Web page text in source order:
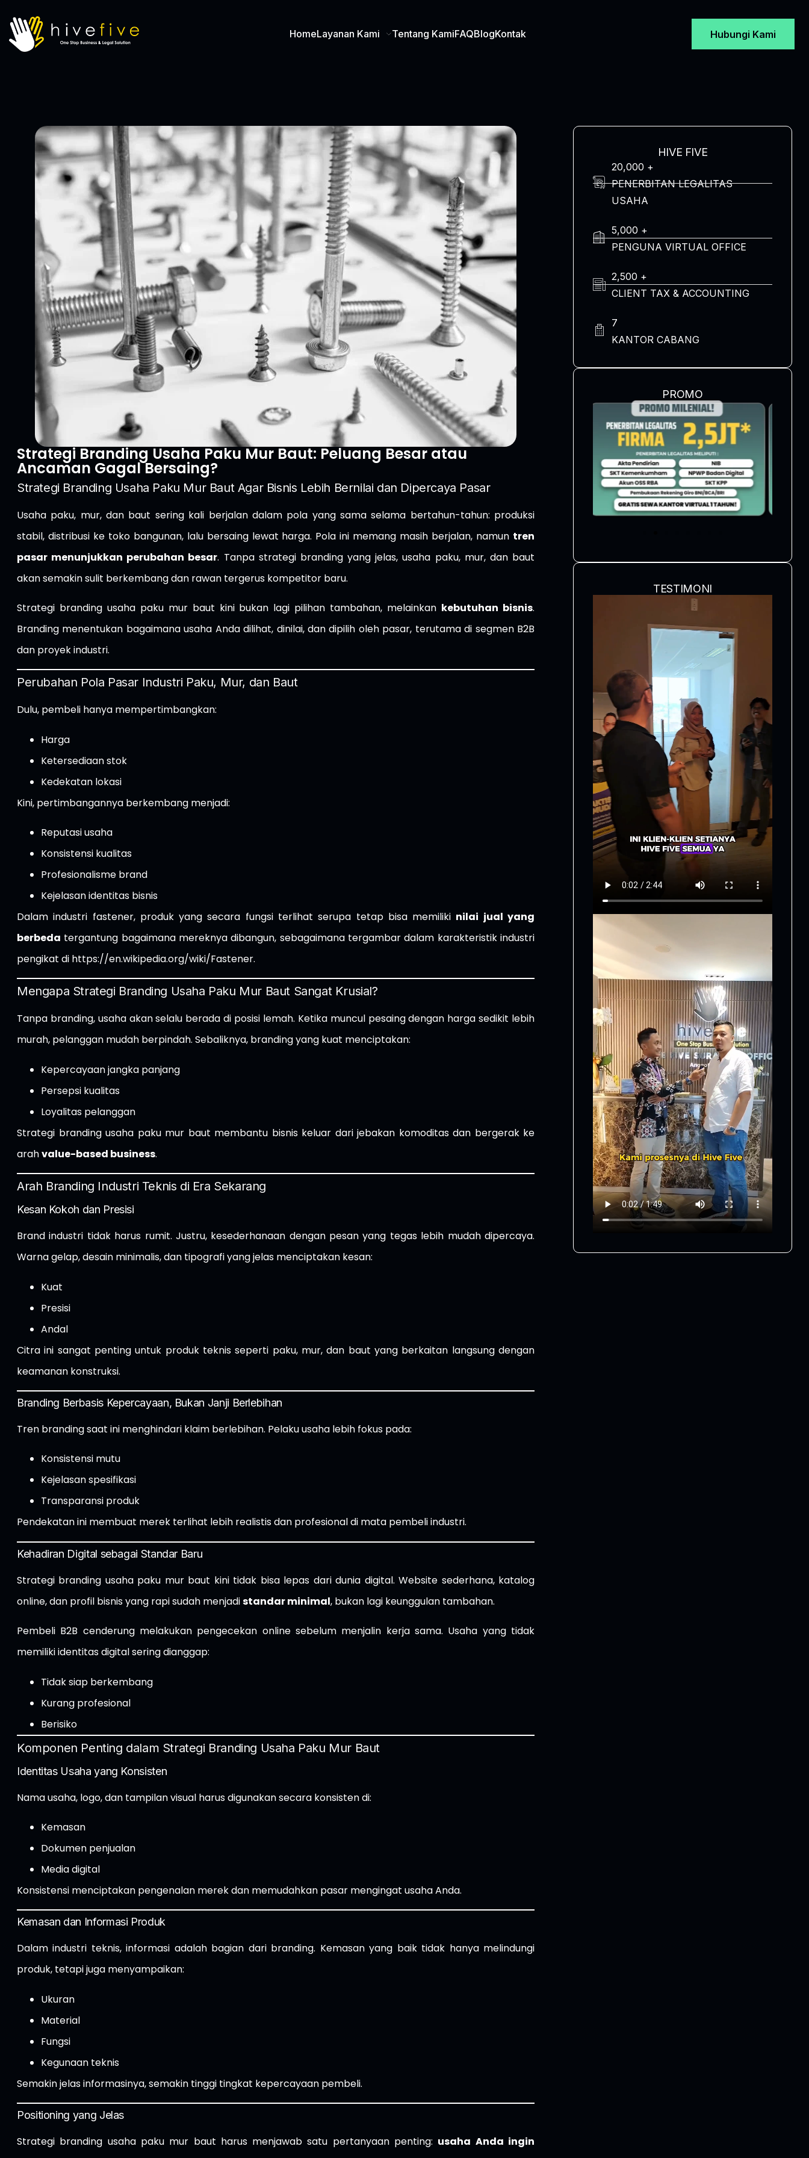
HomeLayanan Kami Tentang KamiFAQBlogKontak Hubungi Kami
Strategi Branding Usaha Paku Mur Baut: Peluang Besar atau
Ancaman Gagal Bersaing?
Strategi Branding Usaha Paku Mur Baut Agar Bisnis Lebih Bernilai dan Dipercaya Pasar
Usaha paku, mur, dan baut sering kali berjalan dalam pola yang sama selama bertahun-tahun: produksi
stabil, distribusi ke toko bangunan, lalu bersaing lewat harga. Pola ini memang masih berjalan, namun tren
pasar menunjukkan perubahan besar. Tanpa strategi branding yang jelas, usaha paku, mur, dan baut
akan semakin sulit berkembang dan rawan tergerus kompetitor baru.
Strategi branding usaha paku mur baut kini bukan lagi pilihan tambahan, melainkan kebutuhan bisnis.
Branding menentukan bagaimana usaha Anda dilihat, dinilai, dan dipilih oleh pasar, terutama di segmen B2B
dan proyek industri.
Perubahan Pola Pasar Industri Paku, Mur, dan Baut
Dulu, pembeli hanya mempertimbangkan:
Harga
Ketersediaan stok
Kedekatan lokasi
Kini, pertimbangannya berkembang menjadi:
Reputasi usaha
Konsistensi kualitas
Profesionalisme brand
Kejelasan identitas bisnis
Dalam industri fastener, produk yang secara fungsi terlihat serupa tetap bisa memiliki nilai jual yang
berbeda tergantung bagaimana mereknya dibangun, sebagaimana tergambar dalam karakteristik industri
pengikat di https://en.wikipedia.org/wiki/Fastener.
Mengapa Strategi Branding Usaha Paku Mur Baut Sangat Krusial?
Tanpa branding, usaha akan selalu berada di posisi lemah. Ketika muncul pesaing dengan harga sedikit lebih
murah, pelanggan mudah berpindah. Sebaliknya, branding yang kuat menciptakan:
Kepercayaan jangka panjang
Persepsi kualitas
Loyalitas pelanggan
Strategi branding usaha paku mur baut membantu bisnis keluar dari jebakan komoditas dan bergerak ke
arahvalue-based business.
Arah Branding Industri Teknis di Era Sekarang
Kesan Kokoh dan Presisi
Brand industri tidak harus rumit. Justru, kesederhanaan dengan pesan yang tegas lebih mudah dipercaya.
Warna gelap, desain minimalis, dan tipografi yang jelas menciptakan kesan:
Kuat
Presisi
Andal
Citra ini sangat penting untuk produk teknis seperti paku, mur, dan baut yang berkaitan langsung dengan
keamanan konstruksi.
Branding Berbasis Kepercayaan, Bukan Janji Berlebihan
Tren branding saat ini menghindari klaim berlebihan. Pelaku usaha lebih fokus pada:
Konsistensi mutu
Kejelasan spesifikasi
Transparansi produk
Pendekatan ini membuat merek terlihat lebih realistis dan profesional di mata pembeli industri.
Kehadiran Digital sebagai Standar Baru
Strategi branding usaha paku mur baut kini tidak bisa lepas dari dunia digital. Website sederhana, katalog
online, dan profil bisnis yang rapi sudah menjadistandar minimal, bukan lagi keunggulan tambahan.
Pembeli B2B cenderung melakukan pengecekan online sebelum menjalin kerja sama. Usaha yang tidak
memiliki identitas digital sering dianggap:
Tidak siap berkembang
Kurang profesional
Berisiko
Komponen Penting dalam Strategi Branding Usaha Paku Mur Baut
Identitas Usaha yang Konsisten
Nama usaha, logo, dan tampilan visual harus digunakan secara konsisten di:
Kemasan
Dokumen penjualan
Media digital
Konsistensi menciptakan pengenalan merek dan memudahkan pasar mengingat usaha Anda.
Kemasan dan Informasi Produk
Dalam industri teknis, informasi adalah bagian dari branding. Kemasan yang baik tidak hanya melindungi
produk, tetapi juga menyampaikan:
Ukuran
Material
Fungsi
Kegunaan teknis
Semakin jelas informasinya, semakin tinggi tingkat kepercayaan pembeli.
Positioning yang Jelas
Strategi branding usaha paku mur baut harus menjawab satu pertanyaan penting: usaha Anda ingin
HIVE FIVE
20,000 +
PENERBITAN LEGALITAS
USAHA
5,000 +
PENGUNA VIRTUAL OFFICE
2,500 +
CLIENT TAX & ACCOUNTING
7
KANTOR CABANG
PROMO
TESTIMONI